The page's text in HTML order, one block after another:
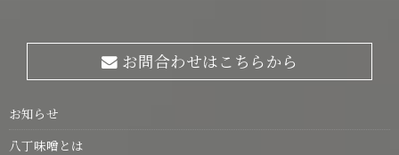
お問合わせはこちらから
お知らせ
八丁味噌とは